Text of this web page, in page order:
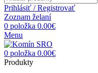
Prihlásiť / Registrovať
Zoznam želaní
0 položka 0.00€
Menu
0 položka 0.00€
Produkty